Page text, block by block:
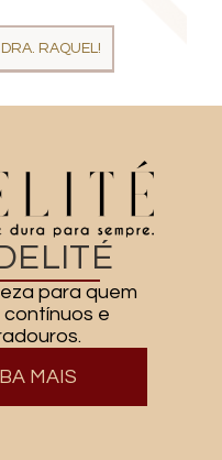
RAQUEL!
para quem
e
MAIS